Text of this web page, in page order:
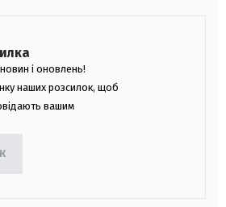
новин і оновлень!
наших розсилок, щоб
вашим